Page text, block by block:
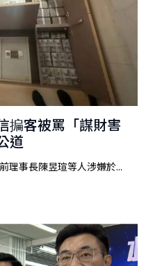
揙客被罵「謀財害
道
理事長陳昱瑄等人涉嫌於...